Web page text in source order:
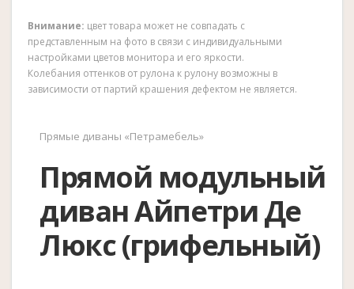
Внимание: цвет товара может не совпадать с
представленным на фото в связи с индивидуальными
настройками цветов монитора и его яркости.
Колебания оттенков от рулона к рулону возможны в
зависимости от партий крашения дефектом не является.
Прямые диваны «Петрамебель»
Прямой модульный
диван Айпетри Де
Люкс (грифельный)